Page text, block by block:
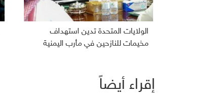
الولايات المتحدة تدين استهداف
مخيمات للنازحين في مأرب اليمنية
إقراء أيضاً